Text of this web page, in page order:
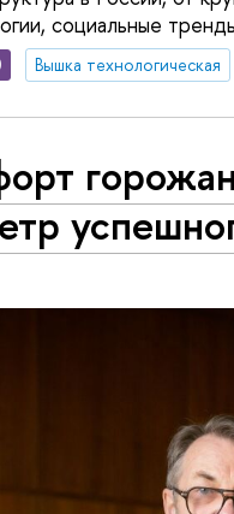
социальные
Вышка технологическая